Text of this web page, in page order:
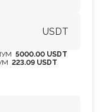
USDT
223.09 USDT
5000.00 USDT